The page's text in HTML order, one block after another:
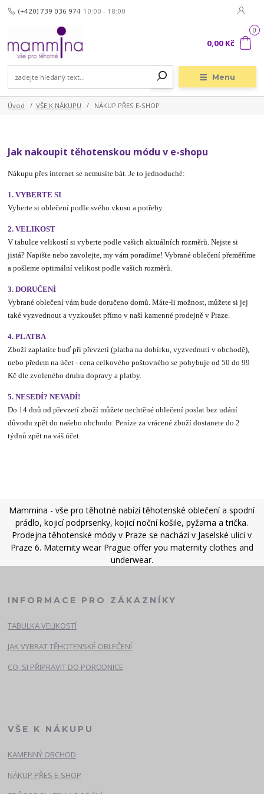
Menu
(+420) 739 036 974 10:00 - 18:00
0
0,00 Kč
Úvod VŠE K NÁKUPU NÁKUP PŘES E-SHOP
Jak nakoupit těhotenskou módu v e-shopu
Nákupu přes internet se nemusíte bát. Je to jednoduché:
1. VYBERTE SI
Vyberte si oblečení podle svého vkusu a potřeby.
2. VELIKOST
V tabulce velikostí si vyberte podle vašich aktuálních rozměrů. Nejste si
jistá? Napište nebo zavolejte, my vám poradíme! Vybrané oblečení přeměříme
a pošleme optimální velikost podle vašich rozměrů.
3. DORUČENÍ
Vybrané oblečení vám bude doručeno domů. Máte-li možnost, můžete si jej
také vyzvednout a vyzkoušet přímo v naší kamenné prodejně v Praze.
4. PLATBA
Zboží zaplatíte buď při převzetí (platba na dobírku, vyzvednutí v obchodě),
nebo předem na účet - cena celkového poštovného se pohybuje od 50 do 99
Kč dle zvoleného druhu dopravy a platby.
5. NESEDÍ? NEVADÍ!
Do 14 dnů od převzetí zboží můžete nechtěné oblečení poslat bez udání
důvodu zpět do našeho obchodu. Peníze za vrácené zboží dostanete do 2
týdnů zpět na váš účet.
Mammina - vše pro těhotné nabízí těhotenské oblečení a spodní
prádlo, kojicí podprsenky, kojicí noční košile, pyžama a trička.
Prodejna těhotenské módy v Praze se nachází v Jaselské ulici v
Praze 6. Maternity wear Prague offer you maternity clothes and
underwear.
INFORMACE PRO ZÁKAZNÍKY
TABULKA VELIKOSTÍ
JAK VYBRAT TĚHOTENSKÉ OBLEČENÍ
CO SI PŘIPRAVIT DO PORODNICE
VŠE K NÁKUPU
KAMENNÝ OBCHOD
NÁKUP PŘES E-SHOP